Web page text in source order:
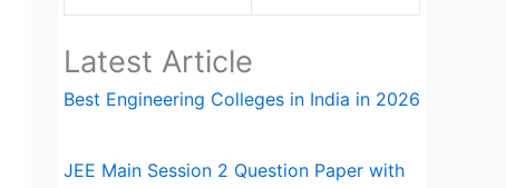
Latest Article
Best Engineering Colleges in India in 2026
JEE Main Session 2 Question Paper with